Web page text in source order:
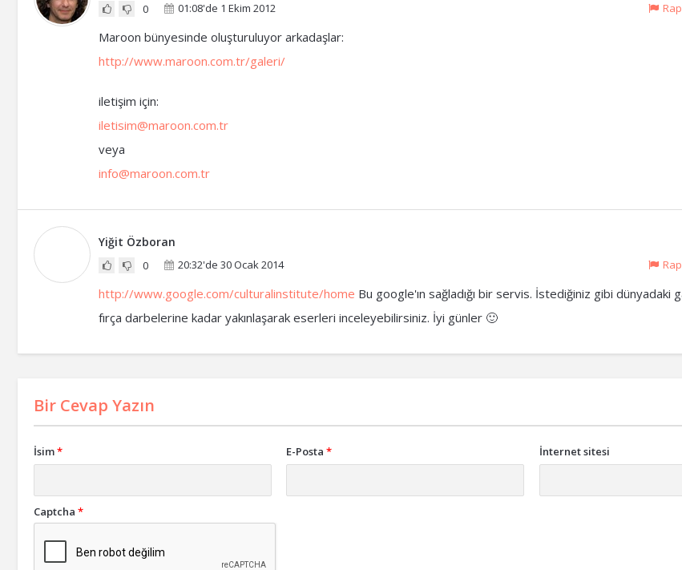
0 01:08'de 1 Ekim 2012
Maroon bünyesinde oluşturuluyor arkadaşlar:
http://www.maroon.com.tr/galeri/
iletişim için:
iletisim@maroon.com.tr
veya
info@maroon.com.tr
Yiğit Özboran
0 20:32'de 30 Ocak 2014
http://www.google.com/culturalinstitute/home Bu google'ın sağladığı bir servis. İstediğiniz gibi dünyadaki
fırça darbelerine kadar yakınlaşarak eserleri inceleyebilirsiniz. İyi günler 🙂
Bir Cevap Yazın
İsim* E-Posta * İnternet sitesi
Captcha *